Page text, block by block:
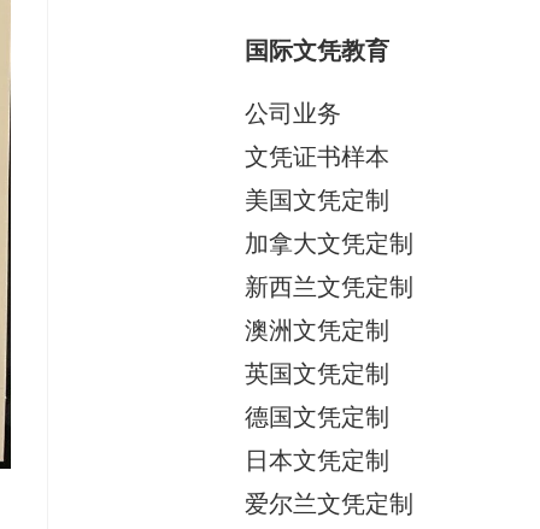
国际文凭教育
公司业务
文凭证书样本
美国文凭定制
加拿大文凭定制
新西兰文凭定制
澳洲文凭定制
英国文凭定制
德国文凭定制
日本文凭定制
爱尔兰文凭定制